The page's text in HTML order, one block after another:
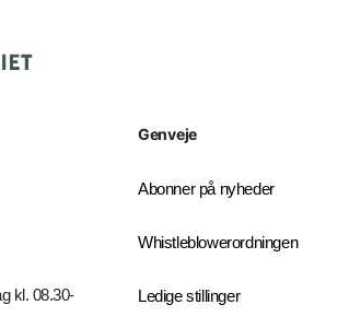
kl. 08.30-
Genveje
Abonner på nyheder
Whistleblowerordningen
Ledige stillinger